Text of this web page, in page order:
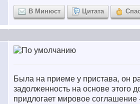
В Минюст Цитата
Была на приеме у пристава, он
задолженность на основе этого
придлогает мировое соглашение